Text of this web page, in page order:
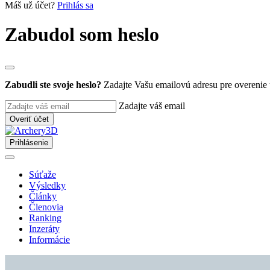
Máš už účet? Prihlás sa
Zabudol som heslo
Zabudli ste svoje heslo? Zadajte Vašu emailovú adresu pre overenie
Zadajte váš email
Overiť účet
Prihlásenie
Súťaže
Výsledky
Články
Členovia
Ranking
Inzeráty
Informácie